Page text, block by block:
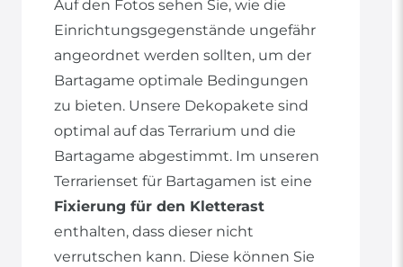
Auf den Fotos sehen Sie, wie die
Einrichtungsgegenstände ungefähr
angeordnet werden sollten, um der
Bartagame optimale Bedingungen
zu bieten. Unsere Dekopakete sind
optimal auf das Terrarium und die
Bartagame abgestimmt. Im unseren
Terrarienset für Bartagamen ist eine
Fixierung für den Kletterast
enthalten, dass dieser nicht
verrutschen kann. Diese können Sie